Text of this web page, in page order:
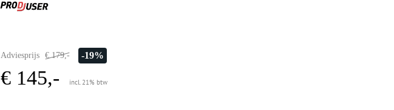
Adviesprijs € 179,- -19%
€ 145,- incl. 21% btw